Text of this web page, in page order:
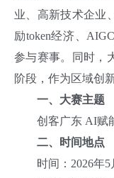
业、高新技术企业
励token经济、
参与赛事。同时，
阶段，作为区域创
一、大赛主题
创客广东 AI赋
二、时间地点
时间：2026年5